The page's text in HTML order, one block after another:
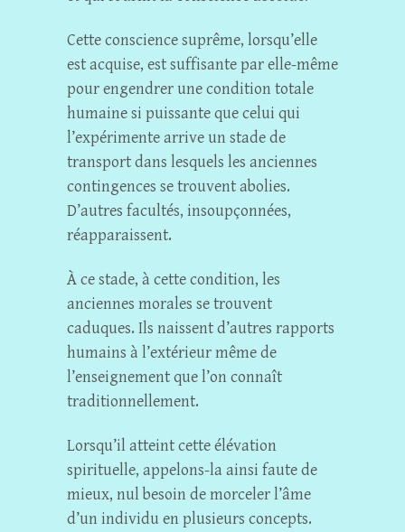
Cette conscience suprême, lorsqu’elle
est acquise, est suffisante par elle-même
pour engendrer une condition totale
humaine si puissante que celui qui
l’expérimente arrive un stade de
transport dans lesquels les anciennes
contingences se trouvent abolies.
D’autres facultés, insoupçonnées,
réapparaissent.
À ce stade, à cette condition, les
anciennes morales se trouvent
caduques. Ils naissent d’autres rapports
humains à l’extérieur même de
l’enseignement que l’on connaît
traditionnellement.
Lorsqu’il atteint cette élévation
spirituelle, appelons-la ainsi faute de
mieux, nul besoin de morceler l’âme
d’un individu en plusieurs concepts.